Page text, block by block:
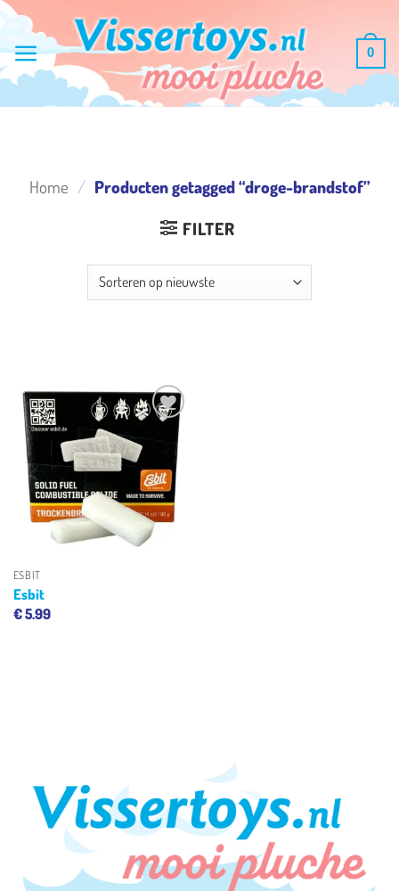
Ga
inhoud
0
Home / Producten getagged “droge-brandstof”
FILTER
Toevoegen
verlanglijst
ESBIT
Esbit
€5.99